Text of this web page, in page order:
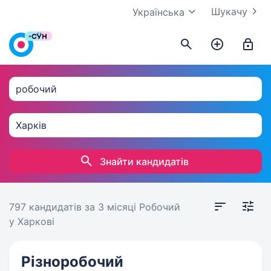
Шукачу
Українська
Знайти кандидатів
797 кандидатів за 3 місяці Робочий
у Харкові
Різноробочий